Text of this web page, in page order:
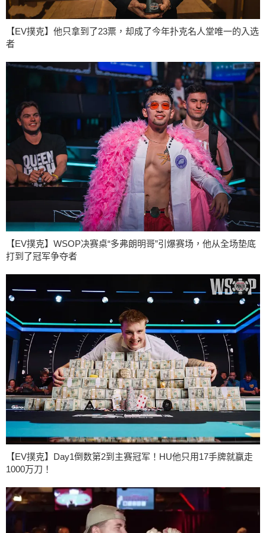
【EV撲克】他只拿到了23票，却成了今年扑克名人堂唯一的入选
者
【EV撲克】WSOP决赛桌“多弗朗明哥”引爆赛场，他从全场垫底
打到了冠军争夺者
【EV撲克】Day1倒数第2到主赛冠军！HU他只用17手牌就赢走
1000万刀！